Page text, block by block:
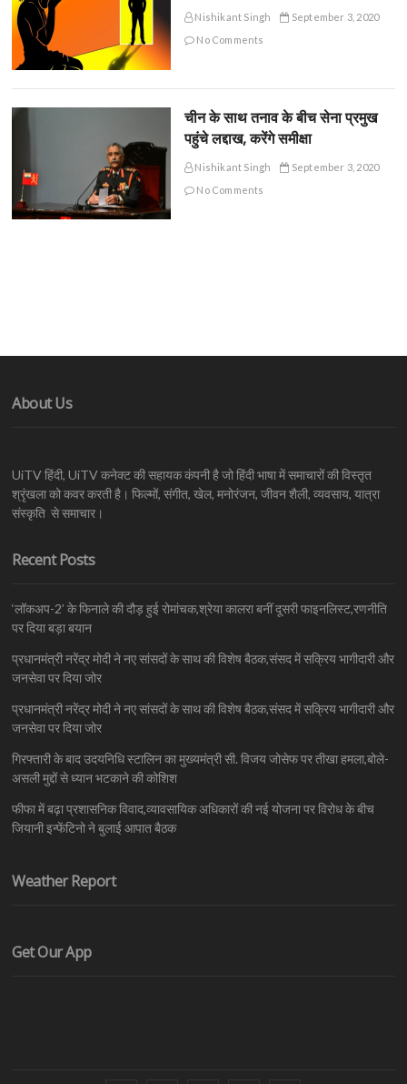
Nishikant Singh
September 3, 2020
No Comments
चीन के साथ तनाव के बीच सेना प्रमुख
पहुंचे लद्दाख, करेंगे समीक्षा
Nishikant Singh
September 3, 2020
No Comments
About Us
UiTV हिंदी, UiTV कनेक्ट की सहायक कंपनी है जो हिंदी भाषा में समाचारों की विस्तृत
श्रृंखला को कवर करती है। फिल्मों, संगीत, खेल, मनोरंजन, जीवन शैली, व्यवसाय, यात्रा
संस्कृति से समाचार।
Recent Posts
‘लॉकअप-2’ के फिनाले की दौड़ हुई रोमांचक,श्रेया कालरा बनीं दूसरी फाइनलिस्ट,रणनीति
पर दिया बड़ा बयान
प्रधानमंत्री नरेंद्र मोदी ने नए सांसदों के साथ की विशेष बैठक,संसद में सक्रिय भागीदारी और
जनसेवा पर दिया जोर
प्रधानमंत्री नरेंद्र मोदी ने नए सांसदों के साथ की विशेष बैठक,संसद में सक्रिय भागीदारी और
जनसेवा पर दिया जोर
गिरफ्तारी के बाद उदयनिधि स्टालिन का मुख्यमंत्री सी. विजय जोसेफ पर तीखा हमला,बोले-
असली मुद्दों से ध्यान भटकाने की कोशिश
फीफा में बढ़ा प्रशासनिक विवाद,व्यावसायिक अधिकारों की नई योजना पर विरोध के बीच
जियानी इन्फेंटिनो ने बुलाई आपात बैठक
Weather Report
Get Our App